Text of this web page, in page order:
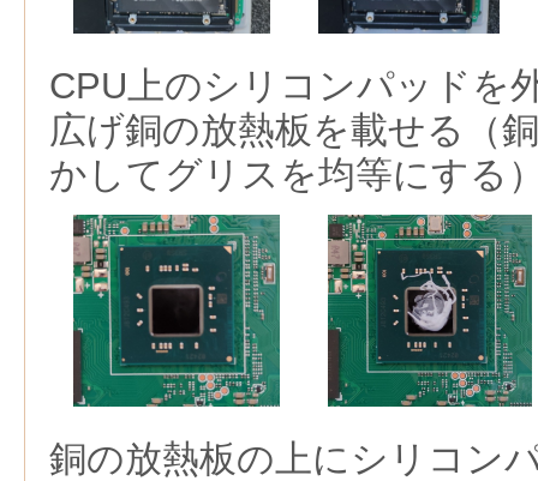
CPU上のシリコンパッドを
広げ銅の放熱板を載せる（
かしてグリスを均等にする
銅の放熱板の上にシリコン